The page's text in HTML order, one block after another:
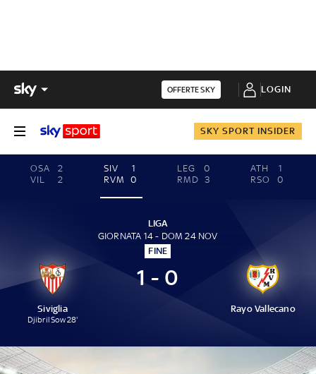
OFFERTE SKY LOGIN
SKY SPORT INSIDER
OSA
2
VIL
2
SIV
1
RVM
0
LEG
0
RMD 3
ATH
1
RSO
0
LIGA
GIORNATA 14 - DOM 24 NOV
FINE
Siviglia
Djibril Sow 28'
1 - 0
Rayo Vallecano